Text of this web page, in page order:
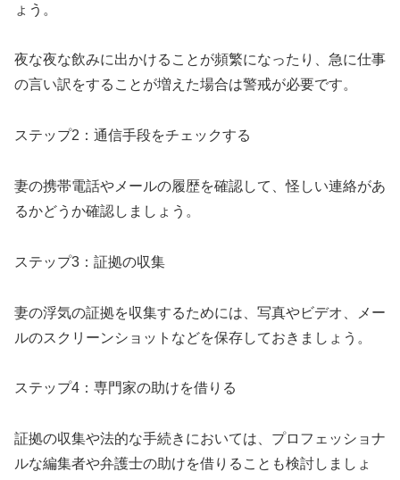
ょう。
夜な夜な飲みに出かけることが頻繁になったり、急に仕事
の言い訳をすることが増えた場合は警戒が必要です。
ステップ2：通信手段をチェックする
妻の携帯電話やメールの履歴を確認して、怪しい連絡があ
るかどうか確認しましょう。
ステップ3：証拠の収集
妻の浮気の証拠を収集するためには、写真やビデオ、メー
ルのスクリーンショットなどを保存しておきましょう。
ステップ4：専門家の助けを借りる
証拠の収集や法的な手続きにおいては、プロフェッショナ
ルな編集者や弁護士の助けを借りることも検討しましょ